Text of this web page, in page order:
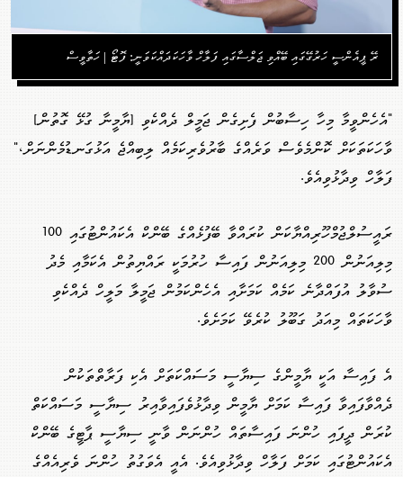
ރޭ ޕީއެންސީ ހަރުގޭގައި ބޭއްވި ޖަލްސާގައި ފަލާހް ވާހަކަދައްކަވަނީ: ފޮޓޯ | ހަތާވީސް
"އެހެންވީމާ މިހާ ހިސާބުން ފެށިގެން ޖަމީލް ދެއްކެވި [ޔާމީނާ ގުޅޭ ގޮތުން]
ވާހަކަތަކަށް ކޮންމެވެސް ވަރެއްގެ ބާރުވެރިކަމެއް ލިބިއްޖެ އަޅުގަނޑުމެންނަށް،"
ފަލާހް ވިދާޅުވިއެވެ.
ރައީސުލްޖުމްހޫރިއްޔާކަން ކުރައްވާ ބޭފުޅެއްގެ ބޭންކް އެކައުންޓުގައި 100
މިލިއަނުން 200 މިލިއަނުން ފައިސާ ހުރުމަކީ ރައްޔިތުން އެކަމާއި މެދު
ސުވާލު އުފައްދާނެ ކަމެއް ކަމަށާއި އެހެންކަމުން ޖަމީލާ މަލީހް ދެއްކެވި
ވާހަކަތައް މިއަދު ގަބޫލު ކުރެވޭ ކަމަށެވެ.
އެ ފައިސާ އަކީ ޔާމީންގެ ސިޔާސީ މަސައްކަތަށް އެކި ފަރާތްތަކުން
ދެއްވާފައިވާ ފައިސާ ކަމަށް ޔާމީން ވިދާޅުވެފައިވާއިރު ސިޔާސީ މަސައްކަތް
ކުރަން ދީފައި ހުންނަ ފައިސާތައް ހުންނަން ވާނީ ސިޔާސީ ޕާޓީގެ ބޭންކް
އެކައުންޓުގައި ކަމަށް ފަލާހް ވިދާޅުވިއެވެ. އެއީ އެވަގުތު ހުންނަ ވެރިއެއްގެ